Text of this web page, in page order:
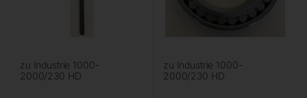
zu Industrie 1000-
2000/230 HD
zu Industrie 1000-
2000/230 HD